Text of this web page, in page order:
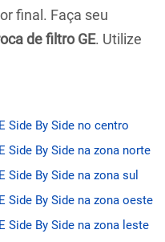
final. Faça seu
de filtro GE. Utilize
Side By Side no centro
Side By Side na zona norte
Side By Side na zona sul
Side By Side na zona oeste
Side By Side na zona leste